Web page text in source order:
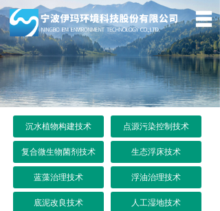
网站首页
企业概况
核心技术
工程案例
新闻资讯
联系我们
沉水植物构建技术 点源污染控制技术
复合微生物菌剂技术 生态浮床技术
蓝藻治理技术 浮油治理技术
底泥改良技术 人工湿地技术